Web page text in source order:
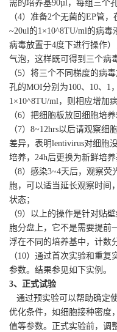
需的培养基90µl，每组三个
（4）准备2个无菌的EP管
~20ul的1×10^8TU/ml的病
病毒放置于4度下进行操作
气泡，这样既可得到三个病
（5）将三个不同梯度的病
孔的MOI分别为100、10、1
1×10^8TU/ml，则相应增加
（6）把细胞板放回细胞培
（7）8~12hrs以后请观察
差异，表明lentivirus对细胞
培养，24h后更换为新鲜培养
（8）感染3~4天后，观察
胞，可以适当延长观察时间
状态；
（9）以上的操作是针对贴
胞分盘上，它不是需要提前
浮在不同的培养基中，计数
（10）通过首次实验和重
参数。结果参见如下实例。
3、正式试验
通过预实验可以帮助确定
优化条件，如细胞接种密度
值等参数。正式实验前，调